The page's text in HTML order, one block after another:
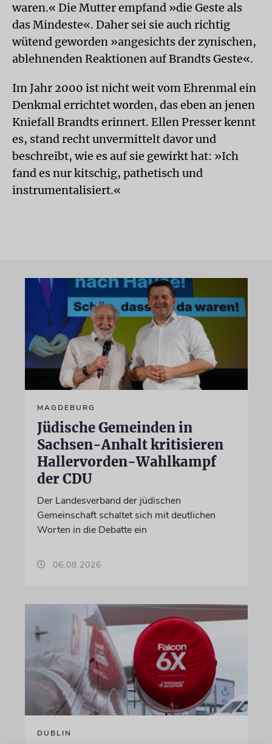
waren.« Die Mutter empfand »die Geste als
das Mindeste«. Daher sei sie auch richtig
wütend geworden »angesichts der zynischen,
ablehnenden Reaktionen auf Brandts Geste«.
Im Jahr 2000 ist nicht weit vom Ehrenmal ein
Denkmal errichtet worden, das eben an jenen
Kniefall Brandts erinnert. Ellen Presser kennt
es, stand recht unvermittelt davor und
beschreibt, wie es auf sie gewirkt hat: »Ich
fand es nur kitschig, pathetisch und
instrumentalisiert.«
MAGDEBURG
Jüdische Gemeinden in
Sachsen-Anhalt kritisieren
Hallervorden-Wahlkampf
der CDU
Der Landesverband der jüdischen
Gemeinschaft schaltet sich mit deutlichen
Worten in die Debatte ein
06.08.2026
DUBLIN